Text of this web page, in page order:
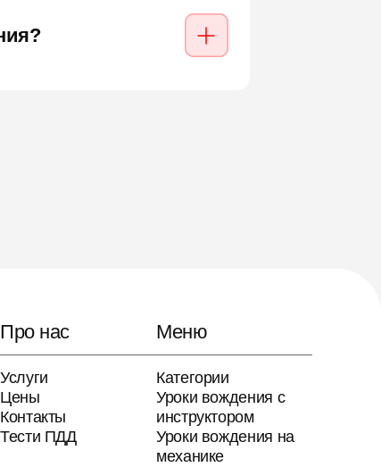
Про нас
Услуги
Цены
Контакты
Тести ПДД
Меню
Категории
Уроки вождения с
инструктором
Уроки вождения на
механике